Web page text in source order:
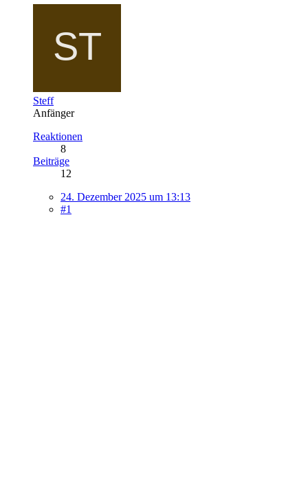
Steff
Anfänger
Reaktionen
8
Beiträge
12
24. Dezember 2025 um 13:13
#1